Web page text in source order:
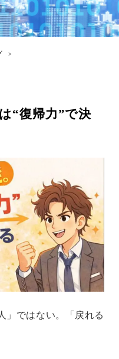
“復帰力”で決
」ではない。「戻れる